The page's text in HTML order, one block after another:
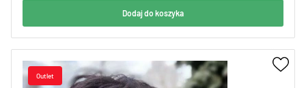
Dodaj do koszyka